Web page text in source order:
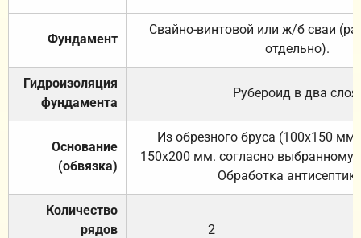
Фундамент
Свайно-винтовой или ж/б сваи
отдельно).
Гидроизоляция
фундамента
Рубероид в два слоя.
Основание
(обвязка)
Из обрезного бруса (100х150
150х200 мм. согласно выбранному
Обработка
Количество
рядов
2